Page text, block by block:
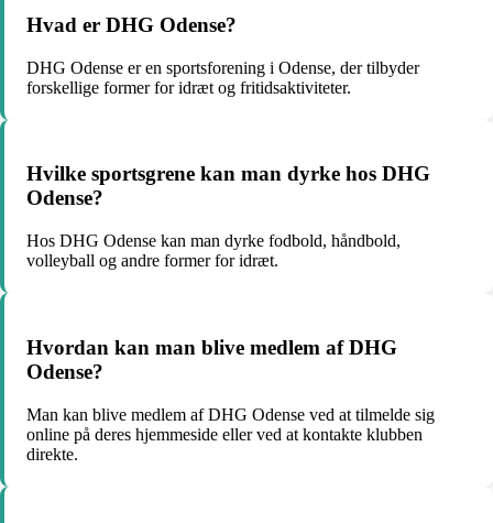
Hvad er DHG Odense?
DHG Odense er en sportsforening i Odense, der tilbyder
forskellige former for idræt og fritidsaktiviteter.
Hvilke sportsgrene kan man dyrke hos DHG
Odense?
Hos DHG Odense kan man dyrke fodbold, håndbold,
volleyball og andre former for idræt.
Hvordan kan man blive medlem af DHG
Odense?
Man kan blive medlem af DHG Odense ved at tilmelde sig
online på deres hjemmeside eller ved at kontakte klubben
direkte.